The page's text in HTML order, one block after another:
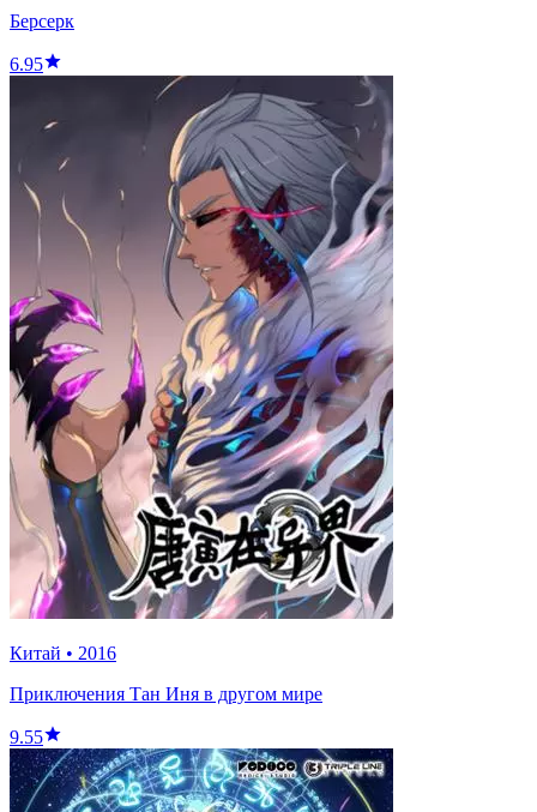
Берсерк
6.95
Китай • 2016
Приключения Тан Иня в другом мире
9.55